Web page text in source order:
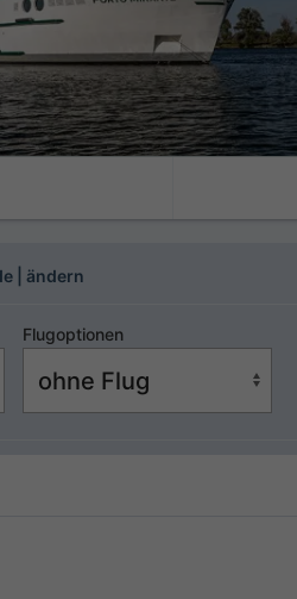
| ändern
Flugoptionen